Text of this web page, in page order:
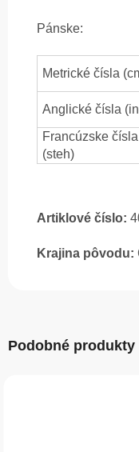
Pánske:
Metrické čísla
Anglické čísla
Francúzske čísla
(steh)
Artiklové číslo:
Krajina pôvodu:
Podobné produkty